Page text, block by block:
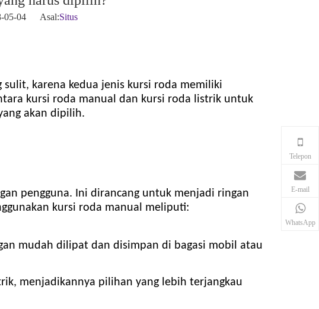
05-04 Asal:Situs
karena kedua jenis kursi roda memiliki
kursi roda manual dan kursi roda listrik untuk
akan dipilih.
pengguna. Ini dirancang untuk menjadi ringan
kursi roda manual meliputi:
mudah dilipat dan disimpan di bagasi mobil atau
menjadikannya pilihan yang lebih terjangkau
Telepon
E-mail
WhatsApp